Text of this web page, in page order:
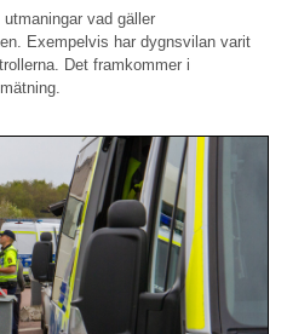
vad gäller
Exempelvis har dygnsvilan varit
Det framkommer i